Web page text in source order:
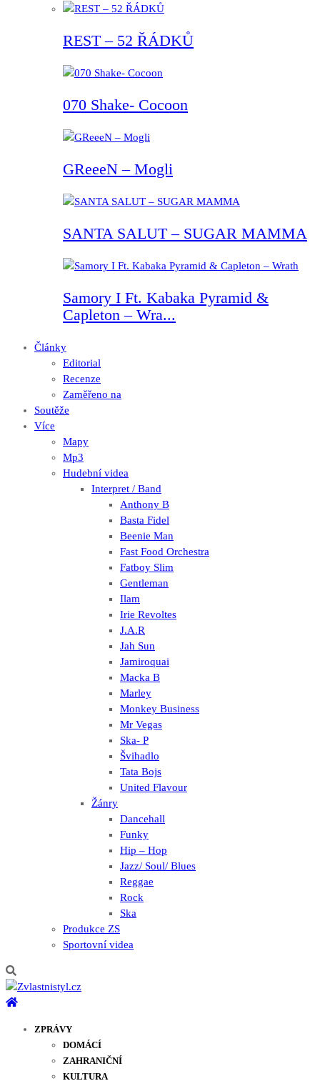
REST – 52 ŘÁDKŮ
070 Shake- Cocoon
GReeeN – Mogli
SANTA SALUT – SUGAR MAMMA
Samory I Ft. Kabaka Pyramid &
Capleton – Wra...
Články
Editorial
Recenze
Zaměřeno na
Soutěže
Více
Mapy
Mp3
Hudební videa
Interpret / Band
Anthony B
Basta Fidel
Beenie Man
Fast Food Orchestra
Fatboy Slim
Gentleman
Ilam
Irie Revoltes
J.A.R
Jah Sun
Jamiroquai
Macka B
Marley
Monkey Business
Mr Vegas
Ska- P
Švihadlo
Tata Bojs
United Flavour
Žánry
Dancehall
Funky
Hip – Hop
Jazz/ Soul/ Blues
Reggae
Rock
Ska
Produkce ZS
Sportovní videa
ZPRÁVY
DOMÁCÍ
ZAHRANIČNÍ
KULTURA